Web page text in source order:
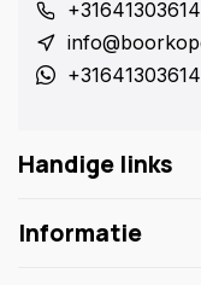
+31641303614
+31641303614
Handige links
Informatie